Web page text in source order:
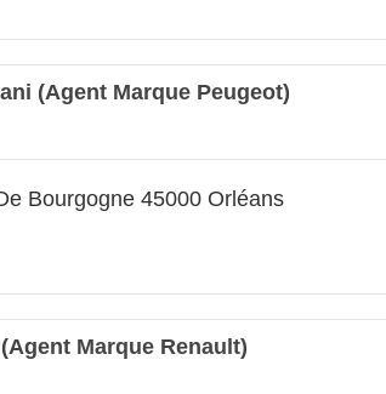
(Agent Marque Peugeot)
Bourgogne 45000 Orléans
Marque Renault)